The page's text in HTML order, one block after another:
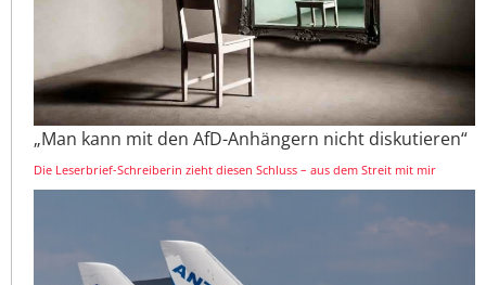
„Man kann mit den AfD-Anhängern nicht diskutieren“
Die Leserbrief-Schreiberin zieht diesen Schluss – aus dem Streit mit mir